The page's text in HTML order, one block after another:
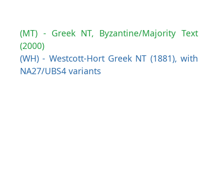
(MT) - Greek NT, Byzantine/Majority Text
(2000)
(WH) - Westcott-Hort Greek NT (1881), with
NA27/UBS4 variants